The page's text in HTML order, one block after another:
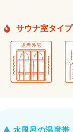
サウナ室タイプ
水風呂の温度帯